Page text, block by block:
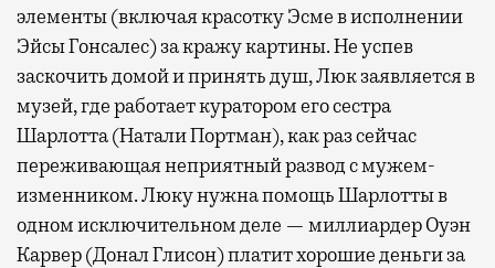
элементы (включая красотку Эсме в исполнении
Эйсы Гонсалес) за кражу картины. Не успев
заскочить домой и принять душ, Люк заявляется в
музей, где работает куратором его сестра
Шарлотта (Натали Портман), как раз сейчас
переживающая неприятный развод с мужем-
изменником. Люку нужна помощь Шарлотты в
одном исключительном деле — миллиардер Оуэн
Карвер (Донал Глисон) платит хорошие деньги за